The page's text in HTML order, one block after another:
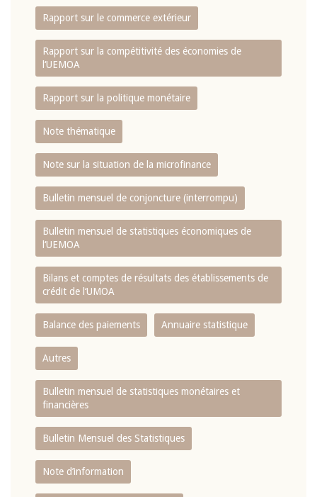
Rapport sur le commerce extérieur
Rapport sur la compétitivité des économies de
l‘UEMOA
Rapport sur la politique monétaire
Note thématique
Note sur la situation de la microfinance
Bulletin mensuel de conjoncture (interrompu)
Bulletin mensuel de statistiques économiques de
l‘UEMOA
Bilans et comptes de résultats des établissements de
crédit de l‘UMOA
Balance des paiements Annuaire statistique
Autres
Bulletin mensuel de statistiques monétaires et
financières
Bulletin Mensuel des Statistiques
Note d’information